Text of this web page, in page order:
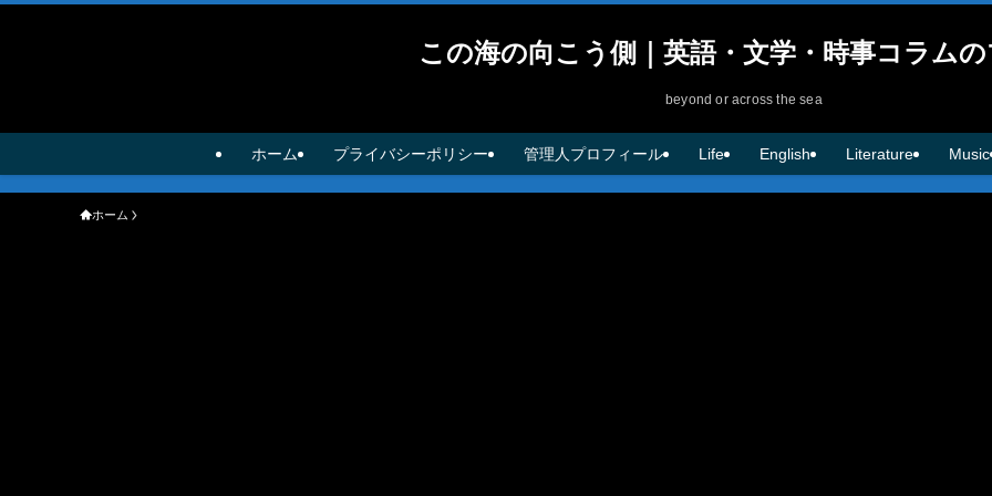
この海の向こう側｜英語・文学・時事コラム
beyond or across the sea
ホーム プライバシーポリシー 管理人プロフィール Life English Literature Music
ホーム